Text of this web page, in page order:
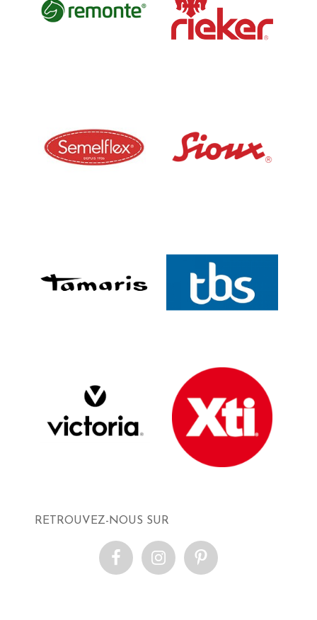
RETROUVEZ-NOUS SUR